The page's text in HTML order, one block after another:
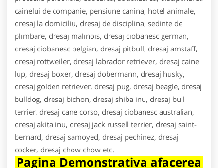
cainelui de companie, pensiune canina, hotel animale,
dresaj la domiciliu, dresaj de disciplina, sedinte de
plimbare, dresaj malinois, dresaj ciobanesc german,
dresaj ciobanesc belgian, dresaj pitbull, dresaj amstaff,
dresaj rottweiler, dresaj labrador retriever, dresaj caine
lup, dresaj boxer, dresaj dobermann, dresaj husky,
dresaj golden retriever, dresaj pug, dresaj beagle, dresaj
bulldog, dresaj bichon, dresaj shiba inu, dresaj bull
terrier, dresaj cane corso, dresaj ciobanesc australian,
dresaj akita inu, dresaj jack russell terrier, dresaj saint-
bernard, dresaj samoyed, dresaj pechinez, dresaj
cocker, dresaj chow chow etc.
Pagina Demonstrativa afacerea